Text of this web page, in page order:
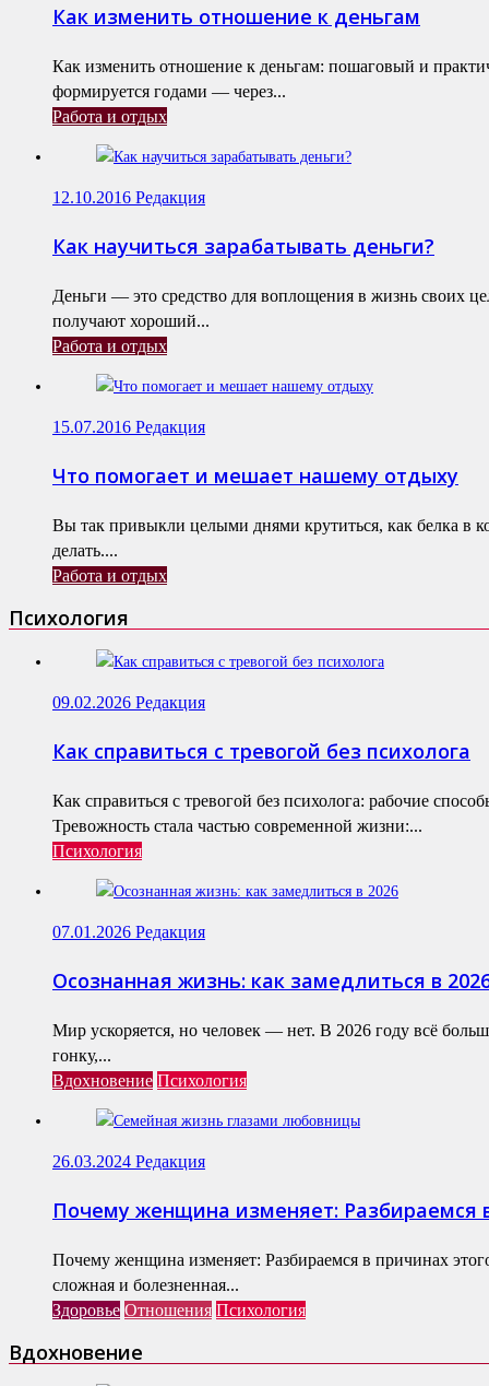
Как изменить отношение к деньгам
Как изменить отношение к деньгам: пошаговый и
формируется годами — через...
Работа и отдых
12.10.2016 Редакция
Как научиться зарабатывать деньги?
Деньги — это средство для воплощения в жизнь своих
получают хороший...
Работа и отдых
15.07.2016 Редакция
Что помогает и мешает нашему отдыху
Вы так привыкли целыми днями крутиться, как белка в
делать....
Работа и отдых
Психология
09.02.2026 Редакция
Как справиться с тревогой без психолога
Как справиться с тревогой без психолога: рабочие
Тревожность стала частью современной жизни:...
Психология
07.01.2026 Редакция
Осознанная жизнь: как замедлиться в
Мир ускоряется, но человек — нет. В 2026 году всё
гонку,...
Вдохновение Психология
26.03.2024 Редакция
Почему женщина изменяет: Разбираемся
Почему женщина изменяет: Разбираемся в причинах
сложная и болезненная...
Здоровье Отношения Психология
Вдохновение